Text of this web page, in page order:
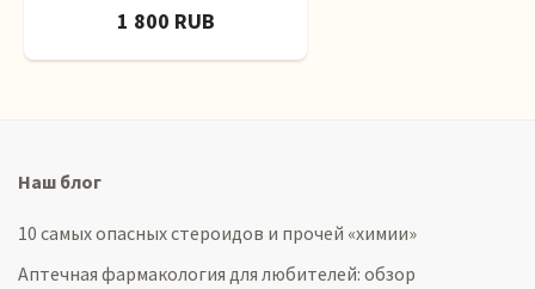
1 800 RUB
Наш блог
10 самых опасных стероидов и прочей «химии»
Аптечная фармакология для любителей: обзор